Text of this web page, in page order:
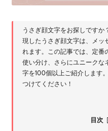
うさぎ顔文字をお探しです
現したうさぎ顔文字は、メッ
れます。この記事では、定番
使い分け、さらにユニークな
字を100個以上ご紹介します
つけてください！
目次